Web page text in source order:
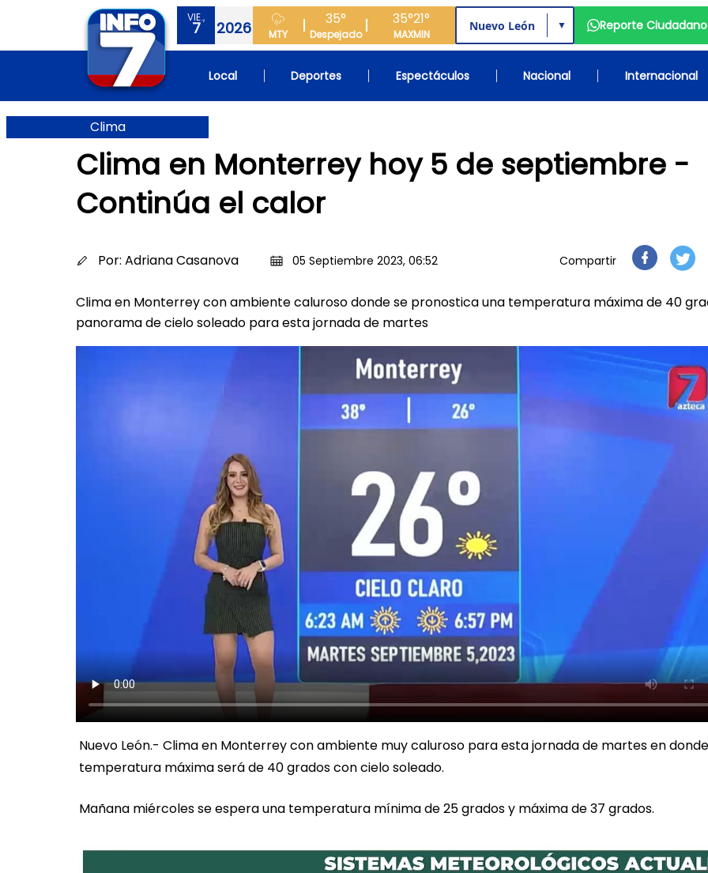
VIE.,
7 2026 MTY
35°
Despejado
35°
MAX
21°
MIN
▼ Reporte Ciudadano
Local Deportes Espectáculos Nacional Internacional
Clima
Clima en Monterrey hoy 5 de septiembre -
Continúa el calor
Por: Adriana Casanova 05 Septiembre 2023, 06:52 Compartir
Clima en Monterrey con ambiente caluroso donde se pronostica una temperatura máxima de 40
panorama de cielo soleado para esta jornada de martes
Nuevo León.- Clima en Monterrey con ambiente muy caluroso para esta jornada de martes en
temperatura máxima será de 40 grados con cielo soleado.
Mañana miércoles se espera una temperatura mínima de 25 grados y máxima de 37 grados.